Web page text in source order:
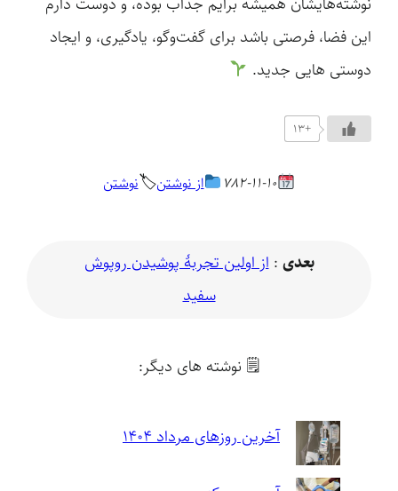
این فضا، فرصتی باشد برای گفت‌وگو، یادگیری، و ایجاد
دوستی هایی جدید.
+13
782-11-10 از نوشتن🏷نوشتن
بعدی :از اولین تجربهٔ پوشیدن روپوش
سفید
🗒 نوشته های دیگر:
آخرین روزهای مرداد ۱۴۰۴